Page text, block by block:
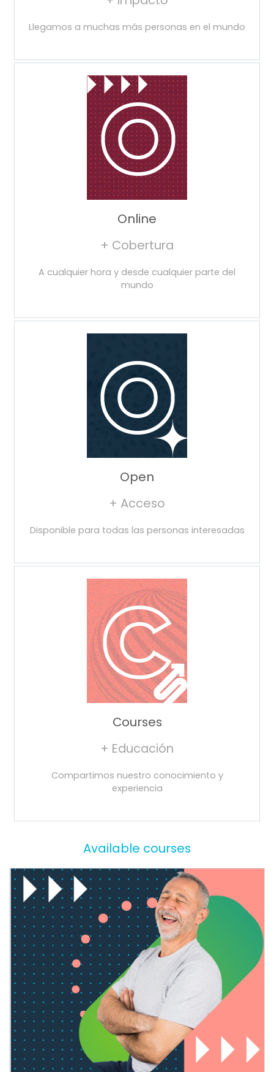
Llegamos a muchas más personas en el mundo
Online
+ Cobertura
A cualquier hora y desde cualquier parte del
mundo
Open
+ Acceso
Disponible para todas las personas interesadas
Courses
+ Educación
Compartimos nuestro conocimiento y
experiencia
Available courses